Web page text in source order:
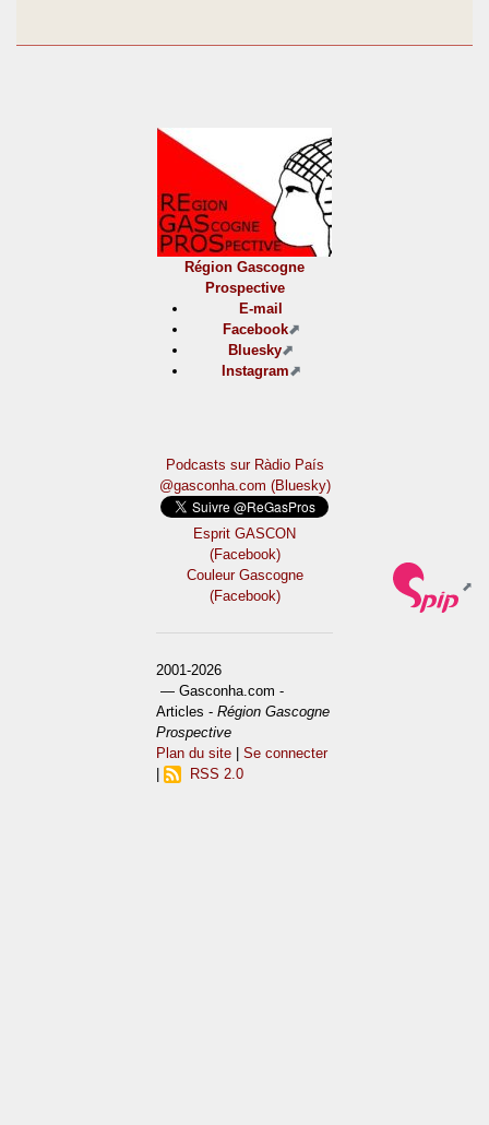
Région Gascogne
Prospective
E-mail
Facebook
Bluesky
Instagram
Podcasts sur Ràdio País
@gasconha.com (Bluesky)
Esprit GASCON
(Facebook)
Couleur Gascogne
(Facebook)
2001-2026
— Gasconha.com -
Articles -Région Gascogne
Prospective
Plan du site |Se connecter
RSS 2.0